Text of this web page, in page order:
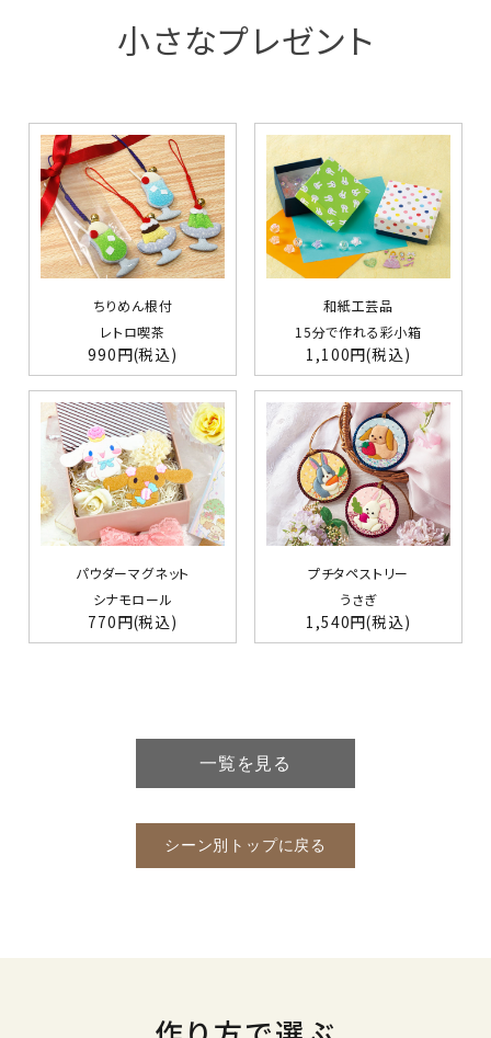
小さなプレゼント
ちりめん根付
レトロ喫茶
990円(税込)
和紙工芸品
15分で作れる彩小箱
1,100円(税込)
パウダーマグネット
シナモロール
770円(税込)
プチタペストリー
うさぎ
1,540円(税込)
一覧を見る
シーン別トップに戻る